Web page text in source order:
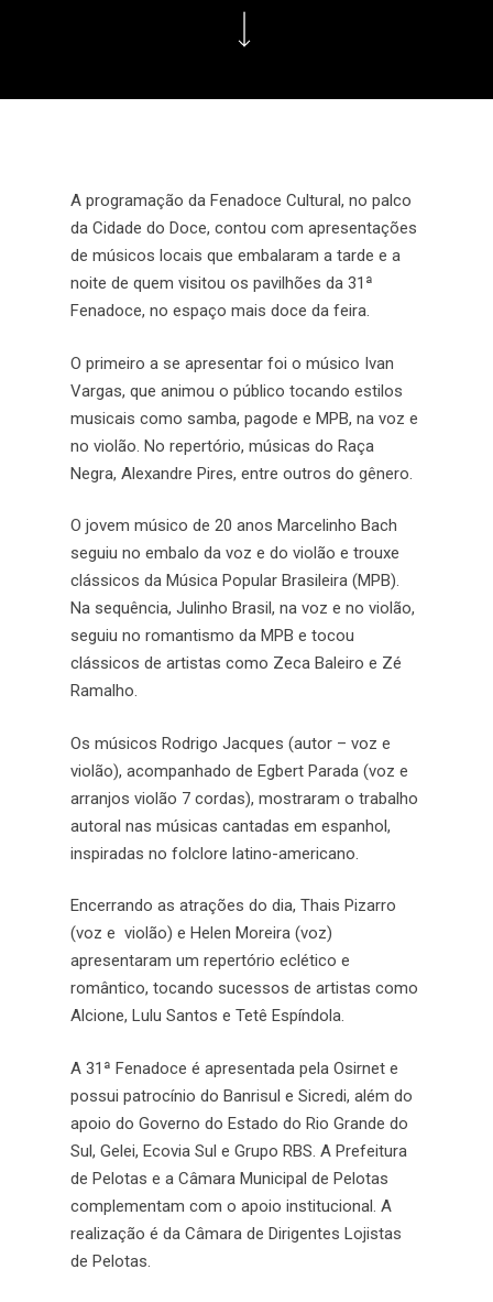
A programação da Fenadoce Cultural, no palco
da Cidade do Doce, contou com apresentações
de músicos locais que embalaram a tarde e a
noite de quem visitou os pavilhões da 31ª
Fenadoce, no espaço mais doce da feira.
O primeiro a se apresentar foi o músico Ivan
Vargas, que animou o público tocando estilos
musicais como samba, pagode e MPB, na voz e
no violão. No repertório, músicas do Raça
Negra, Alexandre Pires, entre outros do gênero.
O jovem músico de 20 anos Marcelinho Bach
seguiu no embalo da voz e do violão e trouxe
clássicos da Música Popular Brasileira (MPB).
Na sequência, Julinho Brasil, na voz e no violão,
seguiu no romantismo da MPB e tocou
clássicos de artistas como Zeca Baleiro e Zé
Ramalho.
Os músicos Rodrigo Jacques (autor – voz e
violão), acompanhado de Egbert Parada (voz e
arranjos violão 7 cordas), mostraram o trabalho
autoral nas músicas cantadas em espanhol,
inspiradas no folclore latino-americano.
Encerrando as atrações do dia, Thais Pizarro
(voz e violão) e Helen Moreira (voz)
apresentaram um repertório eclético e
romântico, tocando sucessos de artistas como
Alcione, Lulu Santos e Tetê Espíndola.
A 31ª Fenadoce é apresentada pela Osirnet e
possui patrocínio do Banrisul e Sicredi, além do
apoio do Governo do Estado do Rio Grande do
Sul, Gelei, Ecovia Sul e Grupo RBS. A Prefeitura
de Pelotas e a Câmara Municipal de Pelotas
complementam com o apoio institucional. A
realização é da Câmara de Dirigentes Lojistas
de Pelotas.